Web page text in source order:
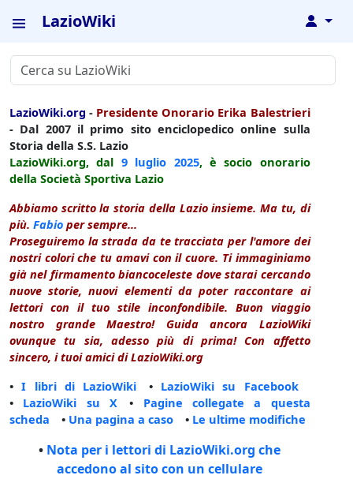
LazioWiki ↓
LazioWiki.org - Presidente Onorario Erika Balestrieri
- Dal 2007 il primo sito enciclopedico online sulla
Storia della S.S. Lazio
LazioWiki.org, dal 9 luglio 2025, è socio onorario
della Società Sportiva Lazio
Abbiamo scritto la storia della Lazio insieme. Ma tu, di
più. Fabio per sempre...
Proseguiremo la strada da te tracciata per l'amore dei
nostri colori che tu amavi con il cuore. Ti immaginiamo
già nel firmamento biancoceleste dove starai cercando
nuove storie, nuovi elementi da poter raccontare ai
lettori con il tuo stile inconfondibile. Buon viaggio
nostro grande Maestro! Guida ancora LazioWiki
ovunque tu sia, adesso più di prima! Con affetto
sincero, i tuoi amici di LazioWiki.org
•I libri di LazioWiki • LazioWiki su Facebook
• LazioWiki su X • Pagine collegate a questa
scheda • Una pagina a caso • Le ultime modifiche
• Nota per i lettori di LazioWiki.org che
accedono al sito con un cellulare